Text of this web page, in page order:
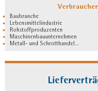
Verbraucher
Baubranche
Lebensmittelindustrie
Rohstoffproduzenten
Maschinenbauunternehmen
Metall- und Schrotthandel...